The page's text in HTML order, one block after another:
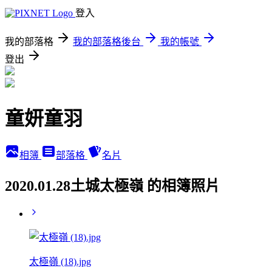
登入
我的部落格 我的部落格後台
我的帳號
登出
童妍童羽
相簿 部落格 名片
2020.01.28土城太極嶺 的相簿照片
太極嶺 (18).jpg